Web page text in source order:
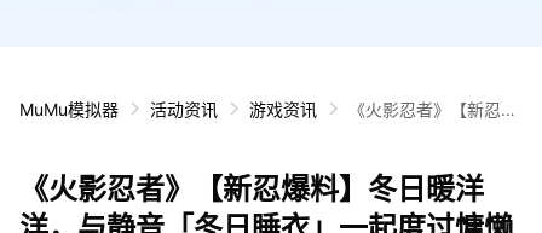
MuMu模拟器 活动资讯 游戏资讯
《火影忍者》【新忍爆
过慵懒时光！
《火影忍者》【新忍爆料】冬日暖洋